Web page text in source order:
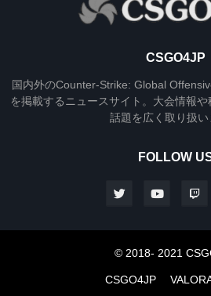
CSGO4JP
国内外のCounter-Strike: Global
を掲載するニュースサイト。大会情報
話題を広く取り扱い
FOLLOW
© 2018- 2021
CSGO4JP